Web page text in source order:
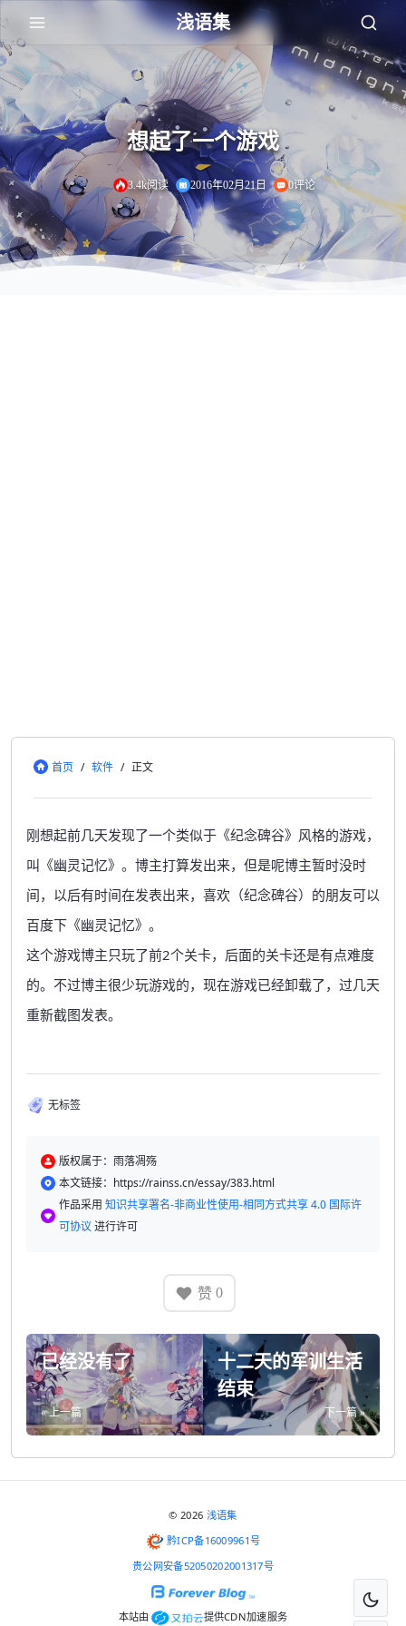
浅语集
想起了一个游戏
3.4k阅读 2016年02月21日 0评论
首页 / 软件 / 正文
刚想起前几天发现了一个类似于《纪念碑谷》风格的游戏，
叫《幽灵记忆》。博主打算发出来，但是呢博主暂时没时
间，以后有时间在发表出来，喜欢（纪念碑谷）的朋友可以
百度下《幽灵记忆》。
这个游戏博主只玩了前2个关卡，后面的关卡还是有点难度
的。不过博主很少玩游戏的，现在游戏已经卸载了，过几天
重新截图发表。
无标签
版权属于：雨落凋殇
本文链接：https://rainss.cn/essay/383.html
作品采用 知识共享署名-非商业性使用-相同方式共享 4.0 国际许
可协议 进行许可
赞 0
已经没有了
« 上一篇
十二天的军训生活
结束
下一篇 »
© 2026 浅语集
黔ICP备16009961号
贵公网安备52050202001317号
本站由 提供CDN加速服务